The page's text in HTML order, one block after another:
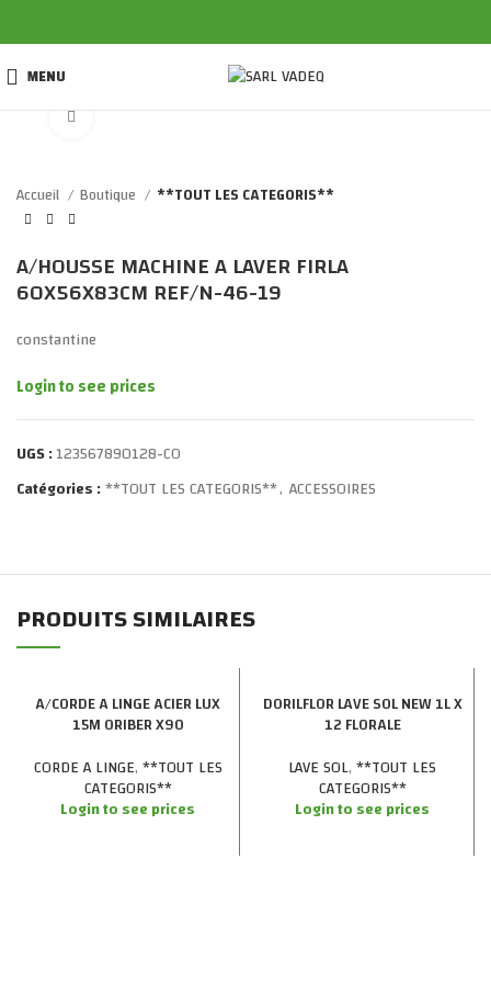
MENU
Click to enlarge
Accueil Boutique **TOUT LES CATEGORIS**
A/HOUSSE MACHINE A LAVER FIRLA
60X56X83CM REF/N-46-19
constantine
Login to see prices
UGS :123567890128-CO
Catégories :**TOUT LES CATEGORIS**, ACCESSOIRES
PRODUITS SIMILAIRES
A/CORDE A LINGE ACIER LUX
15M ORIBER X90
CORDE A LINGE,**TOUT LES
CATEGORIS**
Login to see prices
DORILFLOR LAVE SOL NEW 1L X
12 FLORALE
LAVE SOL,**TOUT LES
CATEGORIS**
Login to see prices